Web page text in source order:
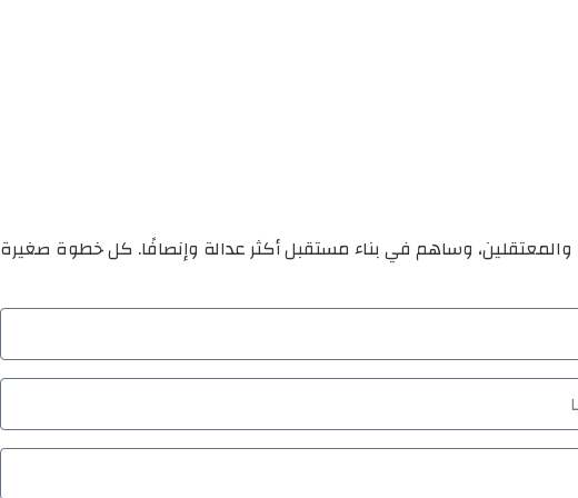
وساهم في بناء مستقبل أكثر عدالة وإنصافًا. كل خطوة صغيرة